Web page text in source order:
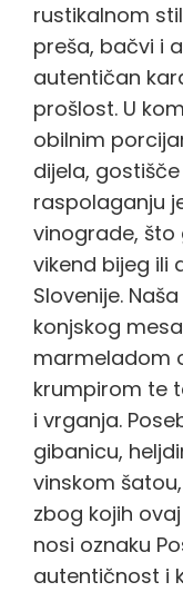
rustikalnom
preša, bačvi i
autentičan
prošlost. U
obilnim
dijela,
raspolaganju
vinograde, što
vikend bijeg ili
Slovenije.
konjskog
marmeladom
krumpirom te
i vrganja.
gibanicu,
vinskom
zbog kojih
nosi oznaku
autentičnost i